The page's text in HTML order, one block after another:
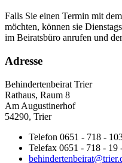
Falls Sie einen Termin mit
möchten, können sie
im Beiratsbüro anrufen und
Adresse
Behindertenbeirat Trier
Rathaus, Raum 8
Am Augustinerhof
54290, Trier
Telefon 0651 - 718 -
Telefax 0651 - 718 - 19